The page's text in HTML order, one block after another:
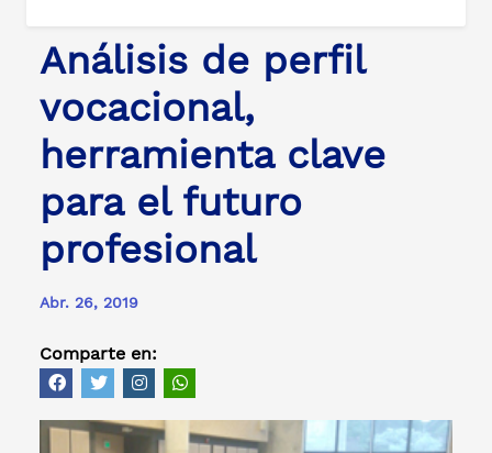
Análisis de perfil
vocacional,
herramienta clave
para el futuro
profesional
Abr. 26, 2019
Comparte en: